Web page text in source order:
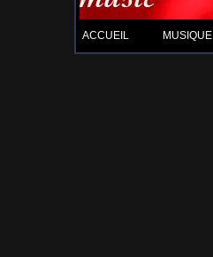
ACCUEIL MUSIQUE